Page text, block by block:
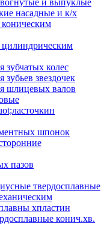
и выпуклые
насадные и к/х
зубчатых колес
звездочек
шлицевых валов
шпонок
пазов
твердосплавные
хпластин
конич.хв.